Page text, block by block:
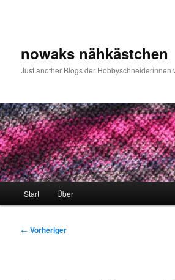
nowaks nähkästchen
Just another Blogs der Hobbyschneiderinnen
Start Über
Beitragsnavigation
← Vorheriger